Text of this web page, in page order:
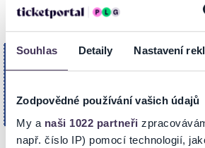
Souhlas Detaily Nastavení
Zodpovědné používání vašich údajů
My a naši 1022 partneři
např. číslo IP) pomocí technologií,
VSTUPENKY
15
Zář. 2026
19:00
ZDENĚK IZER - VYNDAVACÍ
DACÍ
Sokolovna
DOBŘÍŠ